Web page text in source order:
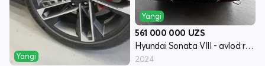
Yangi
Yangi
561 000 000 UZS
Hyundai Sonata VIII - avlod restayling (DN8)
2024